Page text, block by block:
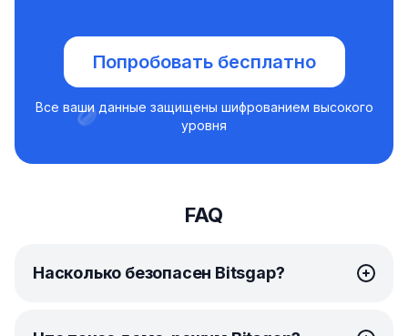
Попробовать бесплатно
Все ваши данные защищены шифрованием высокого
уровня
FAQ
Насколько безопасен Bitsgap?
Безопасность для Bitsgap — главный приоритет.